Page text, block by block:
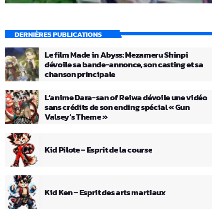
DERNIÈRES PUBLICATIONS
Le film Made in Abyss: Mezameru Shinpi
dévoile sa bande-annonce, son casting et sa
chanson principale
L’anime Dara-san of Reiwa dévoile une vidéo
sans crédits de son ending spécial « Gun
Valsey’s Theme »
Kid Pilote – Esprit de la course
Kid Ken – Esprit des arts martiaux